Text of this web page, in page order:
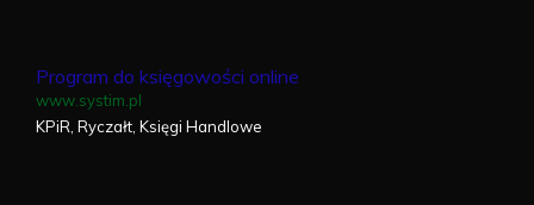
Program do księgowości online
www.systim.pl
KPiR, Ryczałt, Księgi Handlowe